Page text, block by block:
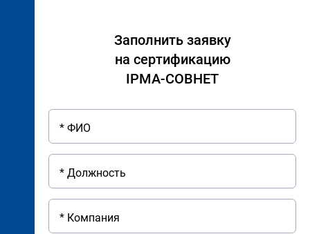
Заполнить заявку
на сертификацию
IPMA-СОВНЕТ